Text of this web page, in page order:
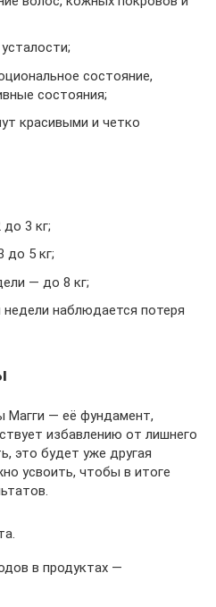
состояние,
состояния;
красивыми и четко
3 кг;
до 5 кг;
— до 8 кг;
недели наблюдается потеря
Магги — её фундамент,
избавлению от лишнего
это будет уже другая
усвоить, чтобы в итоге
в продуктах —